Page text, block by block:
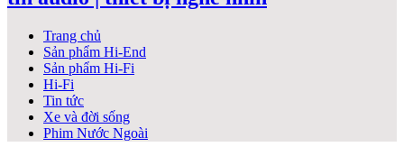
Trang chủ
Sản phẩm Hi-End
Sản phẩm Hi-Fi
Hi-Fi
Tin tức
Xe và đời sống
Phim Nước Ngoài